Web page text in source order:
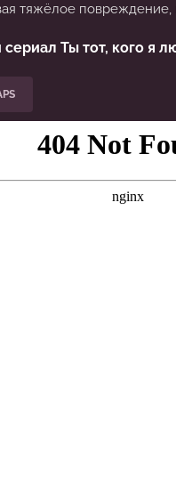
тяжёлое
Ты тот, кого я